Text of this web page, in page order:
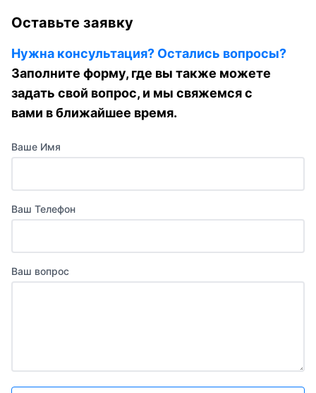
Оставьте заявку
Нужна консультация? Остались вопросы?
Заполните форму, где вы также можете
задать свой вопрос, и мы свяжемся с
вами в ближайшее время.
Ваше Имя
Ваш Телефон
Ваш вопрос